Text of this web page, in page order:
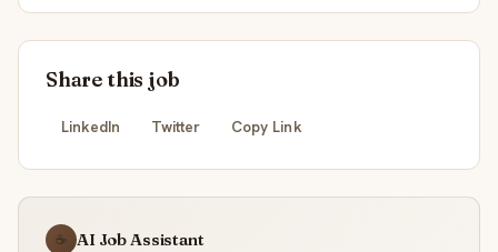
Share this job
LinkedIn Twitter Copy Link
☕ AI Job Assistant